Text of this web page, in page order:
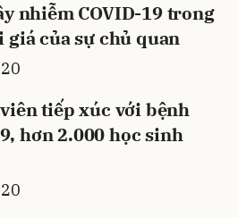
nhiễm COVID-19 trong
giá của sự chủ quan
tiếp xúc với bệnh
hơn 2.000 học sinh